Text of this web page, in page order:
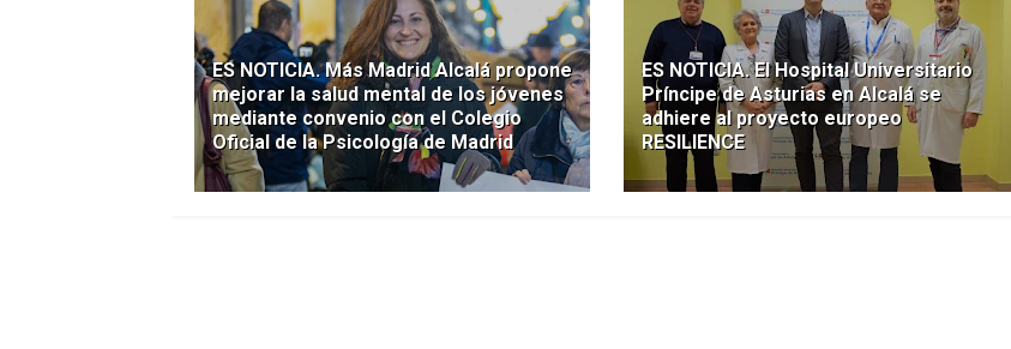
ES NOTICIA. Más Madrid Alcalá propone
mejorar la salud mental de los jóvenes
mediante convenio con el Colegio
Oficial de la Psicología de Madrid
ES NOTICIA. El Hospital Universitario
Príncipe de Asturias en Alcalá se
adhiere al proyecto europeo
RESILIENCE